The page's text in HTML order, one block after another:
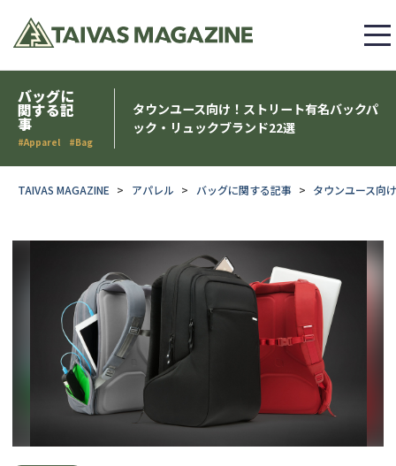
バッグに
関する記
事
#Apparel #Bag
タウンユース向け！ストリート有名バックパ
ック・リュックブランド22選
TAIVAS MAGAZINE アパレル バッグに関する記事 タウンユース向